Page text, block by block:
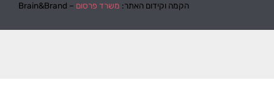
הקמה וקידום האתר:משרד פרסום– Brain&Brand